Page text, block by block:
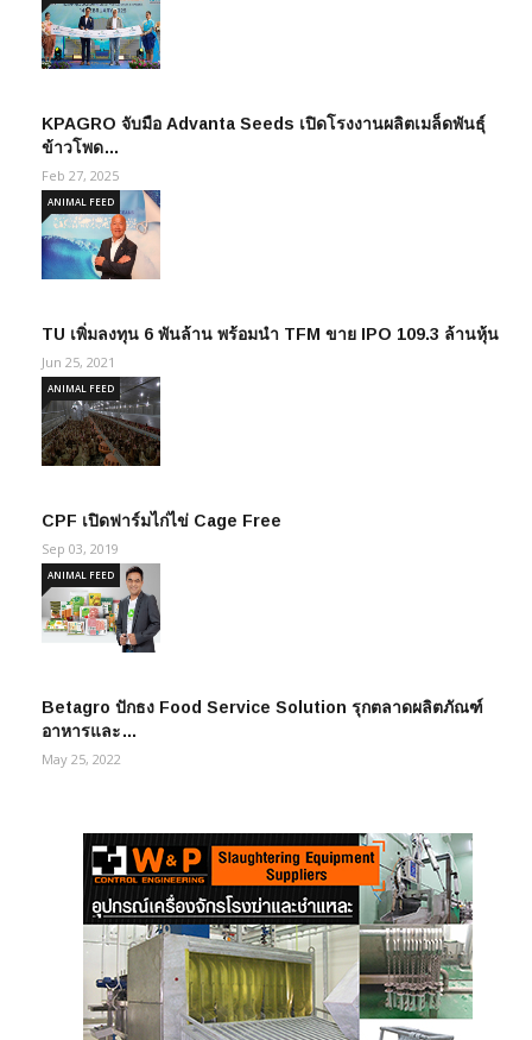
KPAGRO จับมือ Advanta Seeds เปิดโรงงานผลิตเมล็ดพันธุ์
ข้าวโพด…
Feb 27, 2025
TU เพิ่มลงทุน 6 พันล้าน พร้อมนำ TFM ขาย IPO 109.3 ล้านหุ้น
ANIMAL FEED
Jun 25, 2021
CPF เปิดฟาร์มไก่ไข่ Cage Free
ANIMAL FEED
Sep 03, 2019
Betagro ปักธง Food Service Solution รุกตลาดผลิตภัณฑ์
อาหารและ…
ANIMAL FEED
May 25, 2022